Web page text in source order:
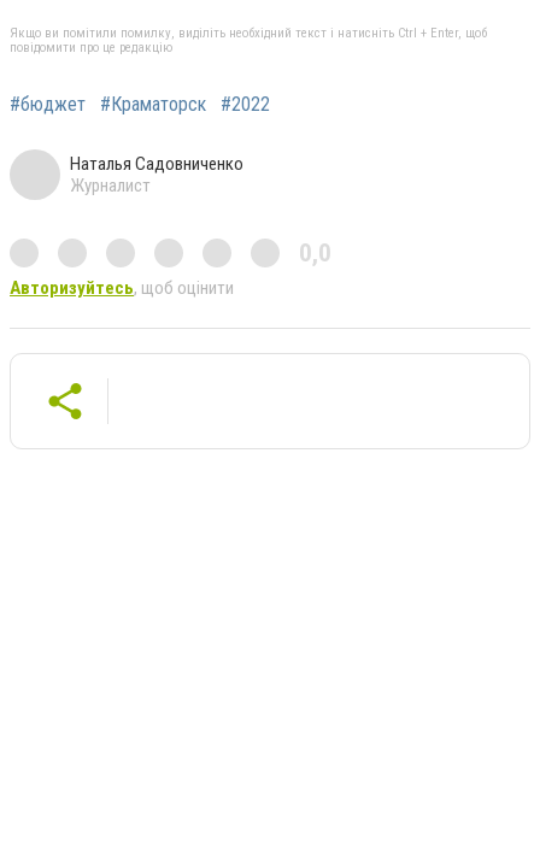
Якщо ви помітили помилку, виділіть необхідний текст і натисніть Ctrl + Enter, щоб
повідомити про це редакцію
#бюджет #Краматорск #2022
Наталья Садовниченко
Журналист
0,0
Авторизуйтесь, щоб оцінити